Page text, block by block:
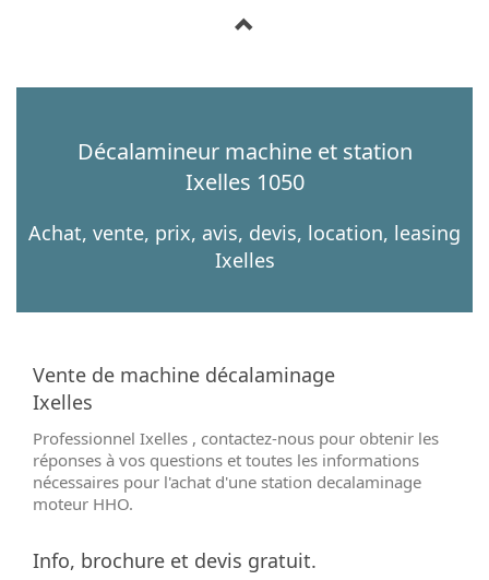
Décalamineur machine et station
Ixelles 1050
Achat, vente, prix, avis, devis, location, leasing
Ixelles
Vente de machine décalaminage
Ixelles
Professionnel Ixelles , contactez-nous pour obtenir les
réponses à vos questions et toutes les informations
nécessaires pour l'achat d'une station decalaminage
moteur HHO.
Info, brochure et devis gratuit.